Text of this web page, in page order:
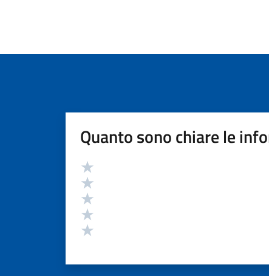
Quanto sono chiare le
Valutazione